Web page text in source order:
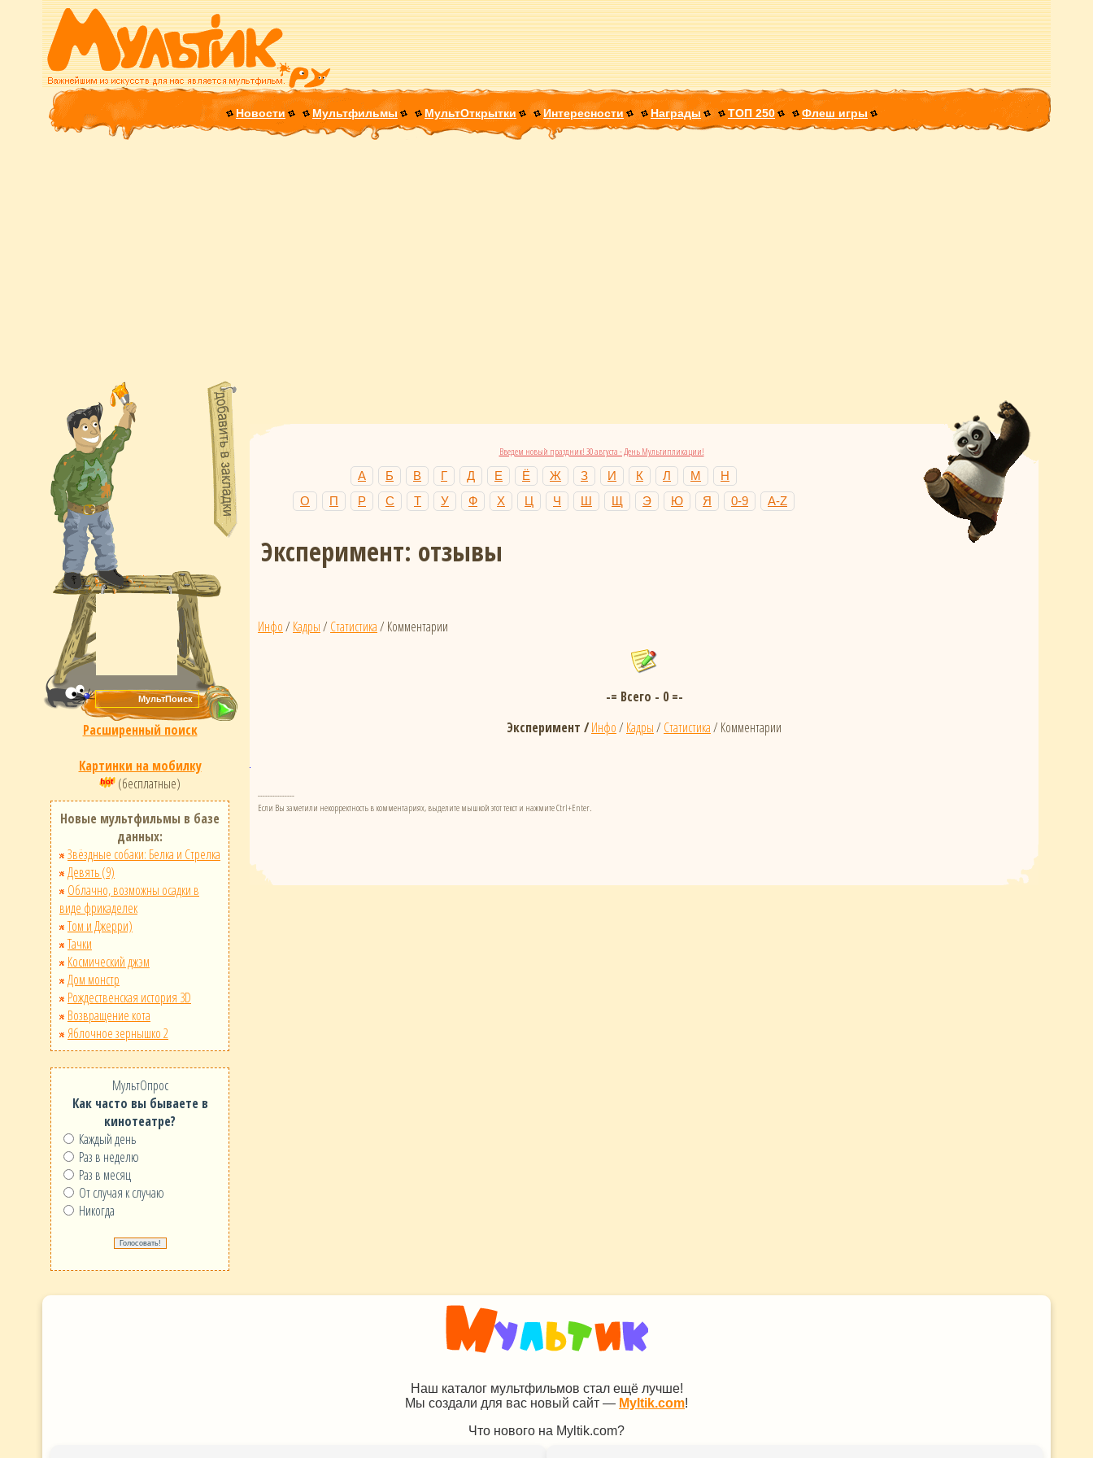
Новости Мультфильмы МультОткрытки Интересности Награды ТОП 250 Флеш игры
Расширенный поиск
Картинки на мобилку
(бесплатные)
Новые мультфильмы в базе
данных:
Звёздные собаки: Белка и Стрелка
Девять (9)
Облачно, возможны осадки в
виде фрикаделек
Том и Джерри)
Тачки
Космический джэм
Дом монстр
Рождественская история 3D
Возвращение кота
Яблочное зернышко 2
МультОпрос
Как часто вы бываете в
кинотеатре?
Каждый день
Раз в неделю
Раз в месяц
От случая к случаю
Никогда
Введем новый праздник! 30 августа - День Мультипликации!
А Б В Г Д Е Ё Ж З И К Л М
Н
О
П Р С Т У Ф Х Ц Ч Ш Щ Э Ю Я 0-9 A-Z
Эксперимент: отзывы
Инфо/ Кадры/ Статистика/ Комментарии
-= Всего - 0 =-
Эксперимент /Инфо/ Кадры/ Статистика/ Комментарии
---------------
Если Вы заметили некорректность в комментариях, выделите мышкой этот текст и нажмите Ctrl+Enter.
Наш каталог мультфильмов стал ещё лучше!
Мы создали для вас новый сайт — Myltik.com!
Что нового на Myltik.com?